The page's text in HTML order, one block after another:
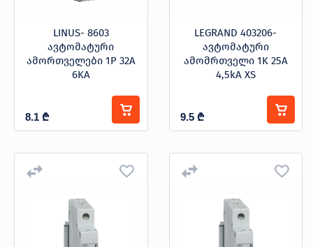
LINUS- 8603
ავტომატური
ამორთველები 1P 32A
6KA
8.1 ₾
LEGRAND 403206-
ავტომატური
ამომრთველი 1K 25A
4,5kA XS
9.5 ₾